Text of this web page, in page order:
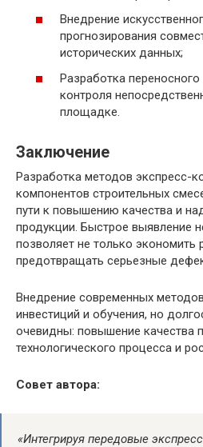
Внедрение
прогнозирования
исторических данных;
Разработка
контроля
площадке.
Заключение
Разработка методов экспресс-
компонентов строительных
пути к повышению качества и
продукции. Быстрое выявление
позволяет не только экономить
предотвращать серьезные
Внедрение современных
инвестиций и обучения, но
очевидны: повышение качества
технологического процесса и
Совет автора:
«Интегрируя передовые